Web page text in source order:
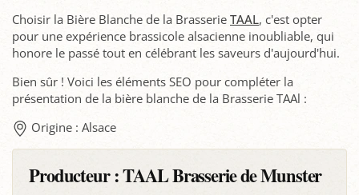
Choisir la Bière Blanche de la Brasserie TAAL, c'est opter
pour une expérience brassicole alsacienne inoubliable, qui
honore le passé tout en célébrant les saveurs d'aujourd'hui.
Bien sûr ! Voici les éléments SEO pour compléter la
présentation de la bière blanche de la Brasserie TAAl :
Origine : Alsace
Producteur :TAAL Brasserie de Munster